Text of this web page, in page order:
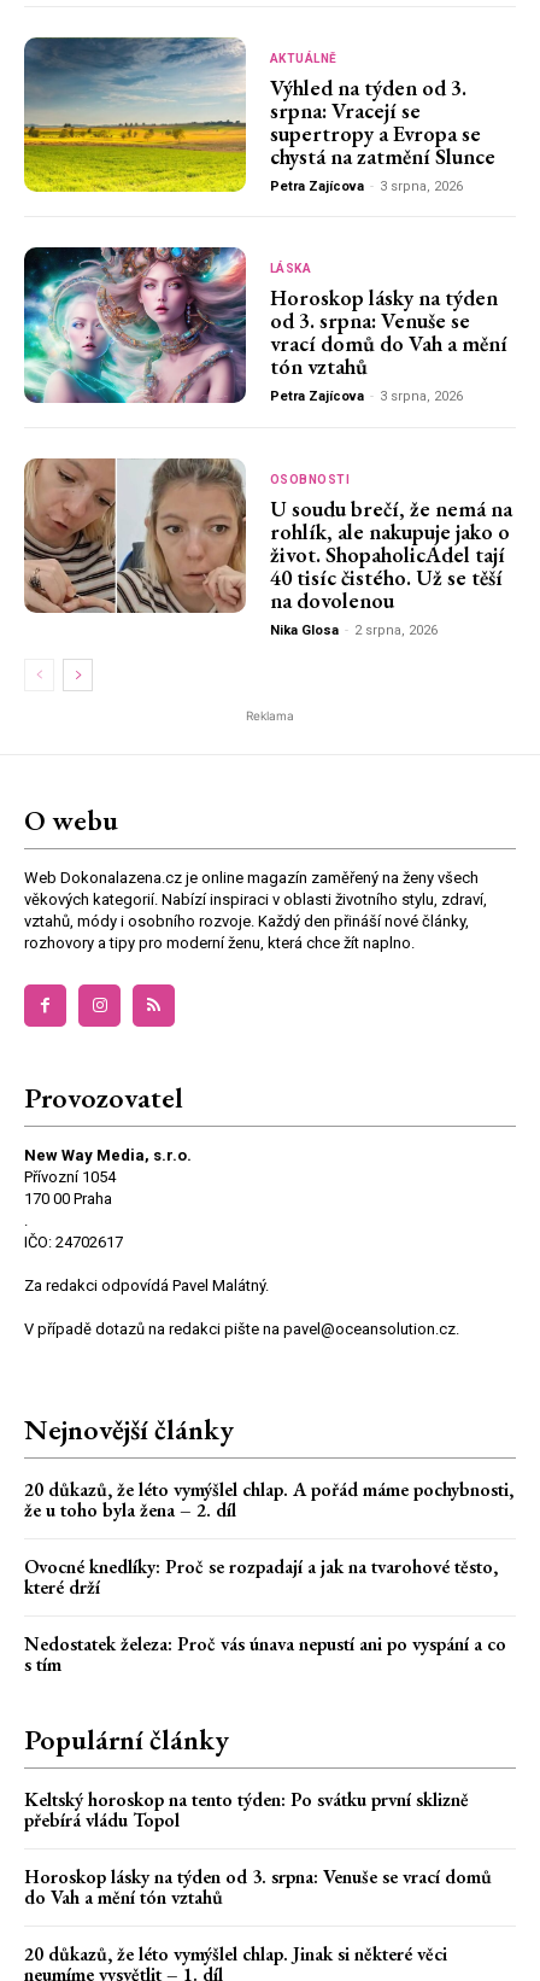
AKTUÁLNĚ
Výhled na týden od 3.
srpna: Vracejí se
supertropy a Evropa se
chystá na zatmění Slunce
Petra Zajícova - 3 srpna, 2026
LÁSKA
Horoskop lásky na týden
od 3. srpna: Venuše se
vrací domů do Vah a mění
tón vztahů
Petra Zajícova - 3 srpna, 2026
OSOBNOSTI
U soudu brečí, že nemá na
rohlík, ale nakupuje jako o
život. ShopaholicAdel tají
40 tisíc čistého. Už se těší
na dovolenou
Nika Glosa - 2 srpna, 2026
Reklama
O webu
Web Dokonalazena.cz je online magazín zaměřený na ženy všech
věkových kategorií. Nabízí inspiraci v oblasti životního stylu, zdraví,
vztahů, módy i osobního rozvoje. Každý den přináší nové články,
rozhovory a tipy pro moderní ženu, která chce žít naplno.
Provozovatel
New Way Media, s.r.o.
Přívozní 1054
170 00 Praha
IČO: 24702617
Za redakci odpovídá Pavel Malátný.
V případě dotazů na redakci pište na pavel@oceansolution.cz.
Nejnovější články
20 důkazů, že léto vymýšlel chlap. A pořád máme pochybnosti,
že u toho byla žena – 2. díl
Ovocné knedlíky: Proč se rozpadají a jak na tvarohové těsto,
které drží
Nedostatek železa: Proč vás únava nepustí ani po vyspání a co
s tím
Populární články
Keltský horoskop na tento týden: Po svátku první sklizně
přebírá vládu Topol
Horoskop lásky na týden od 3. srpna: Venuše se vrací domů
do Vah a mění tón vztahů
20 důkazů, že léto vymýšlel chlap. Jinak si některé věci
neumíme vysvětlit – 1. díl